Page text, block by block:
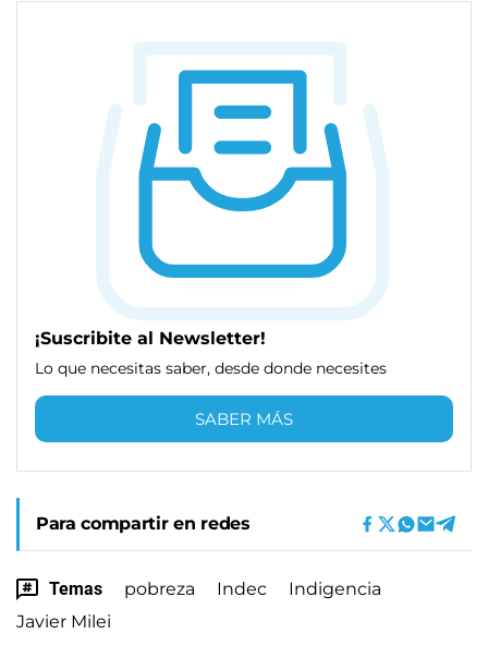
¡Suscribite al Newsletter!
Lo que necesitas saber, desde donde necesites
SABER MÁS
Para compartir en redes
Temas pobreza Indec
Indigencia
Javier Milei